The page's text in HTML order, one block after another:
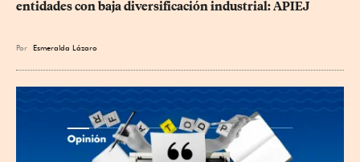
entidades con baja diversificación industrial: APIEJ
Por Esmeralda Lázaro